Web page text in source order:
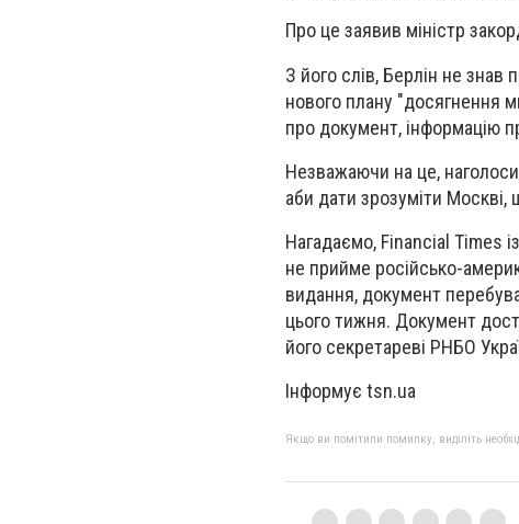
Про це заявив міністр
З його слів, Берлін не
нового плану "досягнення
про документ, інформацію
Незважаючи на це,
аби дати зрозуміти
Нагадаємо, Financial Times
не прийме російсько-
видання, документ
цього тижня. Документ
його секретареві РНБО
Інформує tsn.ua
Якщо ви помітили помилку, виділіть